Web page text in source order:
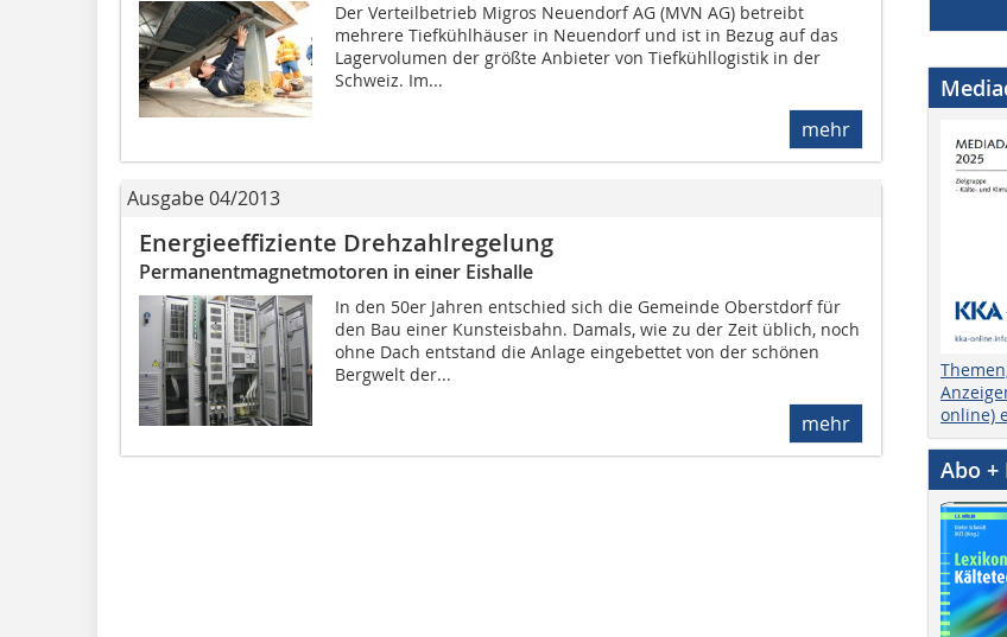
Der Verteilbetrieb Migros Neuendorf AG (MVN AG) betreibt
mehrere Tiefkühlhäuser in Neuendorf und ist in Bezug auf das
Lagervolumen der größte Anbieter von Tiefkühllogistik in der
Schweiz. Im...
mehr
Ausgabe 04/2013
Energieeffiziente Drehzahlregelung
Permanentmagnetmotoren in einer Eishalle
In den 50er Jahren entschied sich die Gemeinde Oberstdorf für
den Bau einer Kunsteisbahn. Damals, wie zu der Zeit üblich, noch
ohne Dach entstand die Anlage eingebettet von der schönen
Bergwelt der...
mehr
online)
Abo +